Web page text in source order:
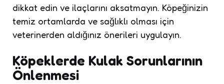
dikkat edin ve ilaçlarını aksatmayın. Köpeğinizin
temiz ortamlarda ve sağlıklı olması için
veterinerden aldığınız önerileri uygulayın.
Köpeklerde Kulak Sorunlarının
Önlenmesi